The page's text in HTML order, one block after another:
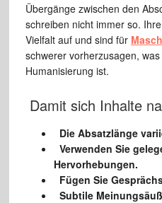
Übergänge zwischen den
schreiben nicht immer so.
Vielfalt auf und sind für
schwerer vorherzusagen,
Humanisierung ist.
Damit sich Inhalte
Die Absatzlänge
Verwenden Sie
Hervorhebungen.
Fügen Sie
Subtile